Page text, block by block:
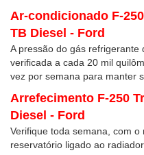
Ar-condicionado F-
TB Diesel - Ford
A pressão do gás
verificada a cada 20 mil
vez por semana para manter
Arrefecimento F-250
Diesel - Ford
Verifique toda semana, com
reservatório ligado ao